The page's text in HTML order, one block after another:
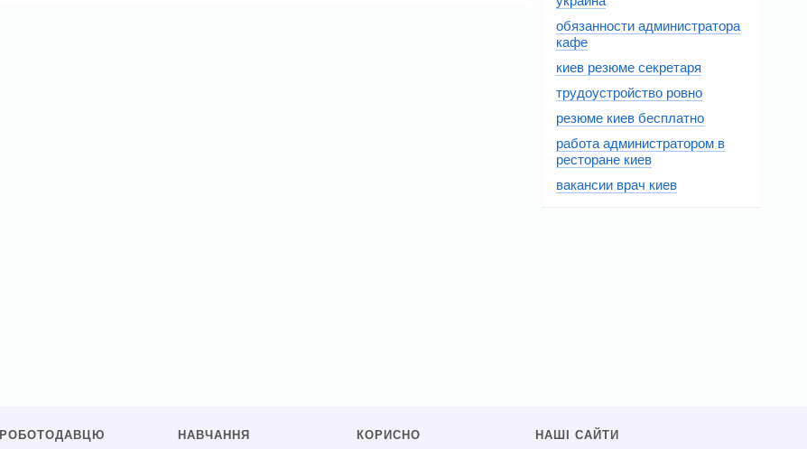
обязанности администратора
кафе
киев резюме секретаря
трудоустройство ровно
резюме киев бесплатно
работа администратором в
ресторане киев
вакансии врач киев
РОБОТОДАВЦЮ НАВЧАННЯ КОРИСНО НАШІ САЙТИ